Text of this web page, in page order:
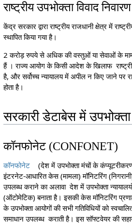
राष्ट्रीय उपभोक्ता विवाद
केंद्र सरकार द्वारा राष्ट्रीय राजधानी क्षेत्र में
स्थापित किया गया है।
2 करोड़ रुपये से अधिक की वस्तुओं या सेवाओं के
हैं । राज्य आयोग के किसी आदेश के खिलाफ
है, और सर्वोच्च न्यायालय में अपील न किए जाने पर
होता है।
सरकारी डेटाबेस में
कॉनफोनेट (CONFONET)
कॉनफोनेट
(देश में उपभोक्ता मंचों के
इंटरनेट-आधारित केस (मामला) मॉनिटरिंग
उपलब्ध कराने का अलावा देश में उपभोक्ता
(ऑटोमेटिक) बनाता है। इसकी केस मॉनिटरिंग
के उपभोक्ता आयोगों की सभी गतिविधियों को
समाधान उपलब्ध कराती है। इस सॉफ्टवेयर की